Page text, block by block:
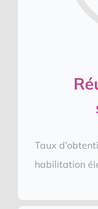
Taux
habilitation